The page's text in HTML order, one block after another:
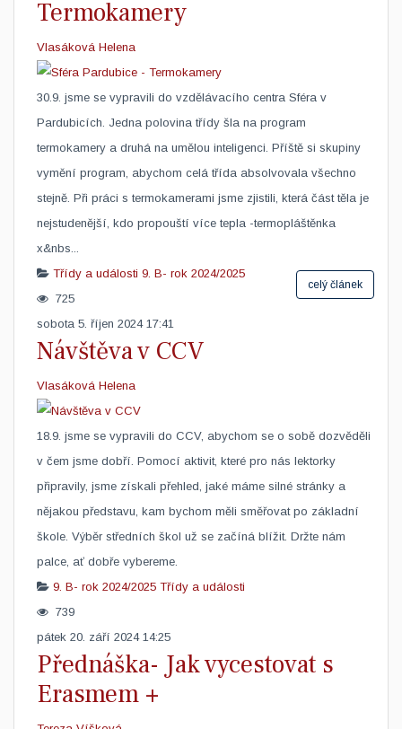
Termokamery
Vlasáková Helena
​30.9. jsme se vypravili do vzdělávacího centra Sféra v
Pardubicích. Jedna polovina třídy šla na program
termokamery a druhá na umělou inteligenci. Příště si skupiny
vymění program, abychom celá třída absolvovala všechno
stejně. Při práci s termokamerami jsme zjistili, která část těla je
nejstudenější, kdo propouští více tepla -termopláštěnka
x&nbs...
celý článek
Třídy a události 9. B- rok 2024/2025
725
sobota 5. říjen 2024 17:41
Návštěva v CCV
Vlasáková Helena
​18.9. jsme se vypravili do CCV, abychom se o sobě dozvěděli
v čem jsme dobří. Pomocí aktivit, které pro nás lektorky
připravily, jsme získali přehled, jaké máme silné stránky a
nějakou představu, kam bychom měli směřovat po základní
škole. Výběr středních škol už se začíná blížit. Držte nám
palce, ať dobře vybereme.
9. B- rok 2024/2025 Třídy a události
739
pátek 20. září 2024 14:25
Přednáška- Jak vycestovat s
Erasmem +